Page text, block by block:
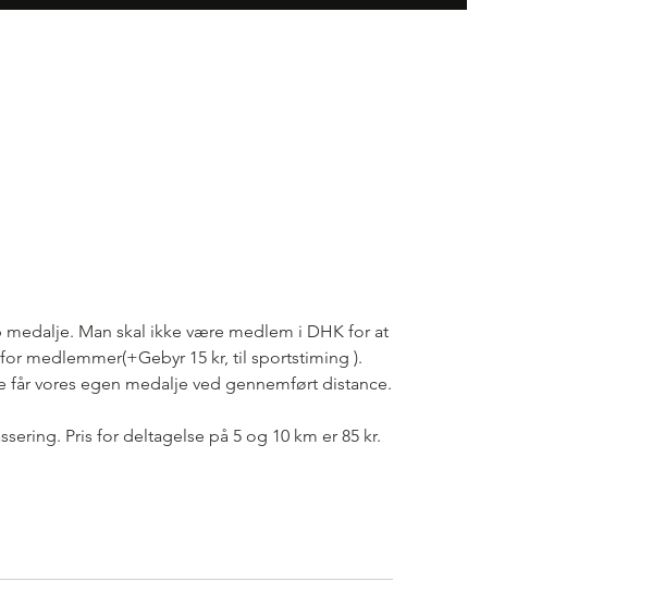
Man skal ikke være medlem i DHK for at
medlemmer(+Gebyr 15 kr, til sportstiming ).
vores egen medalje ved gennemført distance.
Pris for deltagelse på 5 og 10 km er 85 kr.